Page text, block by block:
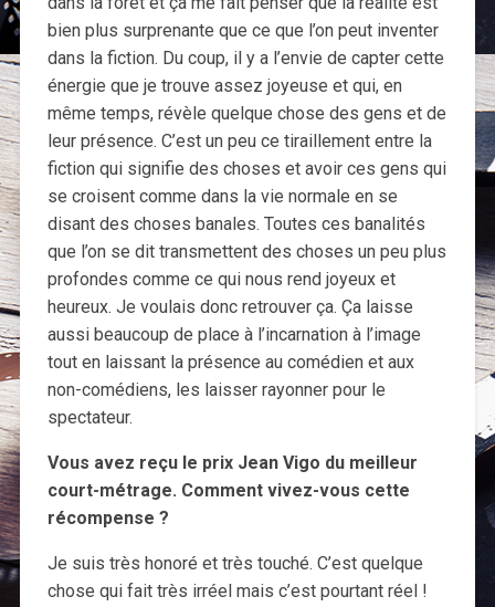
bien plus surprenante que ce que l’on peut inventer
dans la fiction. Du coup, il y a l’envie de capter cette
énergie que je trouve assez joyeuse et qui, en
même temps, révèle quelque chose des gens et de
leur présence. C’est un peu ce tiraillement entre la
fiction qui signifie des choses et avoir ces gens qui
se croisent comme dans la vie normale en se
disant des choses banales. Toutes ces banalités
que l’on se dit transmettent des choses un peu plus
profondes comme ce qui nous rend joyeux et
heureux. Je voulais donc retrouver ça. Ça laisse
aussi beaucoup de place à l’incarnation à l’image
tout en laissant la présence au comédien et aux
non-comédiens, les laisser rayonner pour le
spectateur.
Vous avez reçu le prix Jean Vigo du meilleur
court-métrage. Comment vivez-vous cette
récompense ?
Je suis très honoré et très touché. C’est quelque
chose qui fait très irréel mais c’est pourtant réel !